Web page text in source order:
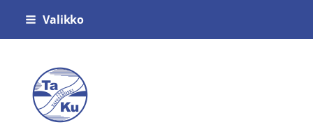
Siirry
Valikko
Voimistelu- ja Urheiluseura Taivalkosken